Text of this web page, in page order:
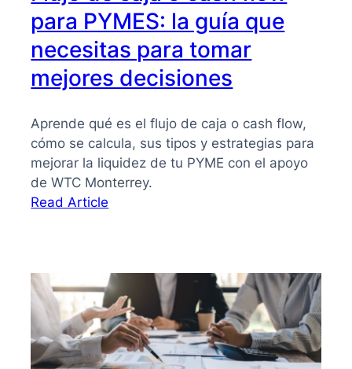
para PYMES: la guía que
necesitas para tomar
mejores decisiones
Aprende qué es el flujo de caja o cash flow,
cómo se calcula, sus tipos y estrategias para
mejorar la liquidez de tu PYME con el apoyo
de WTC Monterrey.
Read Article
o
cash
flow
para
PYMES: